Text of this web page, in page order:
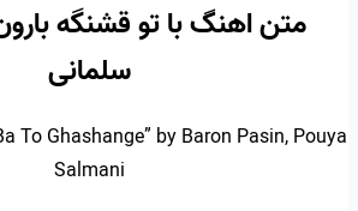
متن اهنگ با تو قشنگه
سلمانی
To Ghashange” by Baron Pasin, Pouya
Salmani